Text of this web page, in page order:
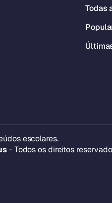
Todas
escolares.
- Todos os direitos